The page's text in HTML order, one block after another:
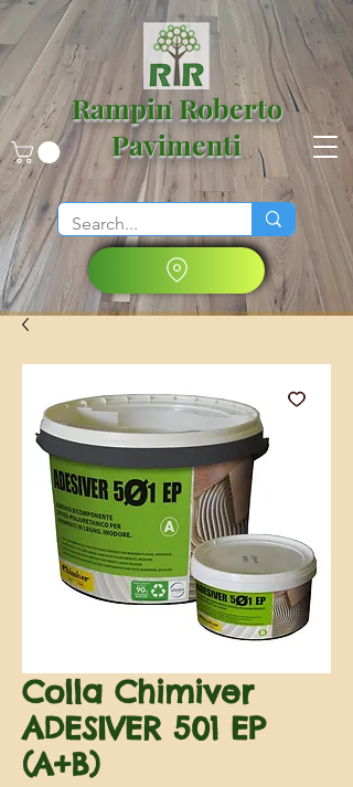
Rampin Roberto
Pavimenti
Colla Chimiver
ADESIVER 501 EP
(A+B)